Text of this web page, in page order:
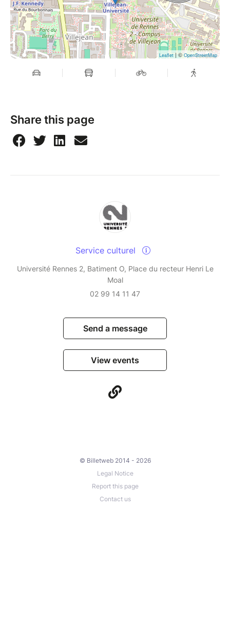
Leaflet| © OpenStreetMap
Share this page
Service culturel
Université Rennes 2, Batiment O, Place du recteur Henri Le
Moal
02 99 14 11 47
Send a message
View events
© Billetweb 2014 - 2026
Legal Notice
Report this page
Contact us